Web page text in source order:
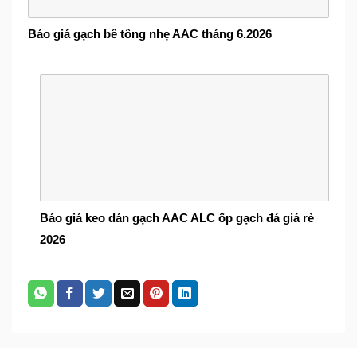
Báo giá gạch bê tông nhẹ AAC tháng 6.2026
Báo giá keo dán gạch AAC ALC ốp gạch đá giá rẻ
2026